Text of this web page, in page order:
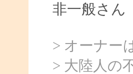
非一般さん
> オーナー
> 大陸人の